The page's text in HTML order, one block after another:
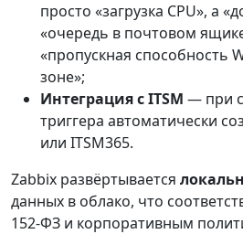
просто «загрузка CPU», а
«очередь в почтовом
«пропускная способность
зоне»;
Интеграция с ITSM — при
триггера автоматически
или ITSM365.
Zabbix развёртывается
данных в облако, что
152-ФЗ и корпоративным